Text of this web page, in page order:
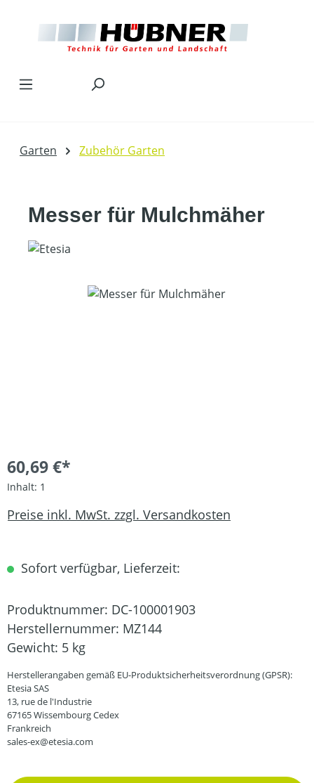
Garten Zubehör Garten
Messer für Mulchmäher
Bildergalerie überspringen
60,69 €*
Inhalt: 1
Preise inkl. MwSt. zzgl. Versandkosten
Sofort verfügbar, Lieferzeit:
Produktnummer: DC-100001903
Herstellernummer: MZ144
Gewicht: 5 kg
Herstellerangaben gemäß EU-Produktsicherheitsverordnung (GPSR):
Etesia SAS
13, rue de l'Industrie
67165 Wissembourg Cedex
Frankreich
sales-ex@etesia.com